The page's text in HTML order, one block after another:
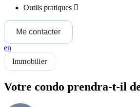
Outils pratiques
Me contacter
en
Immobilier
Votre condo prendra-t-il